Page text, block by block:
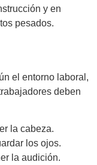
y en
pesados.
el entorno laboral,
deben
la cabeza.
los ojos.
la audición.